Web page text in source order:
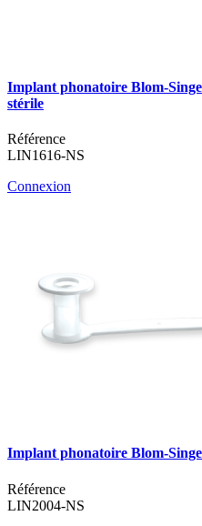
Implant phonatoire Blom-
stérile
Référence
LIN1616-NS
Connexion
Implant phonatoire Blom-
Référence
LIN2004-NS